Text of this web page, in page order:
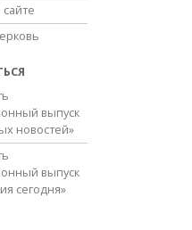
выпуск
новостей»
выпуск
сегодня»